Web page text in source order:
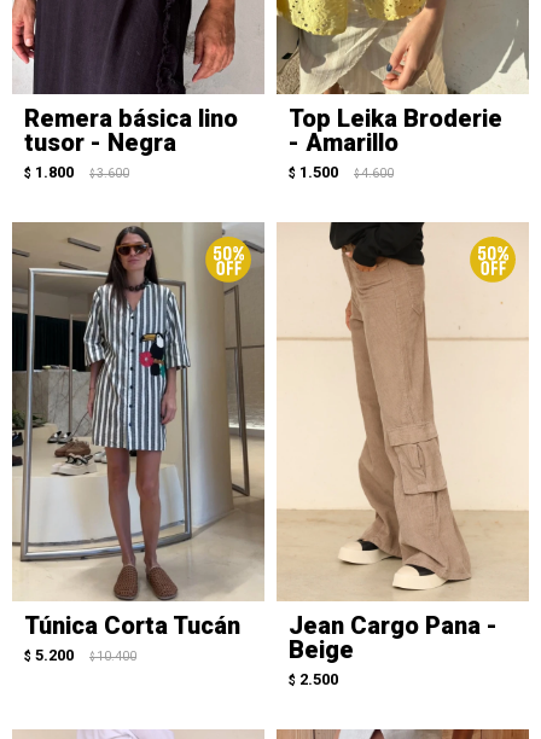
Remera básica lino
tusor - Negra
$ 1.800 $ 3.600
Top Leika Broderie
- Amarillo
$ 1.500 $ 4.600
Túnica Corta Tucán
$ 5.200 $ 10.400
Jean Cargo Pana -
Beige
$ 2.500